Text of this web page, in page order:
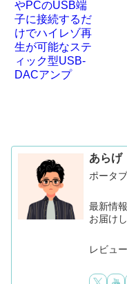
あらげ
ポータ
最新情
お届け
レビュ